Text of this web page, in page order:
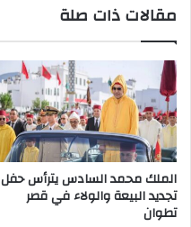
مقالات ذات صلة
الملك محمد السادس يترأس حفل
تجديد البيعة والولاء في قصر
تطوان